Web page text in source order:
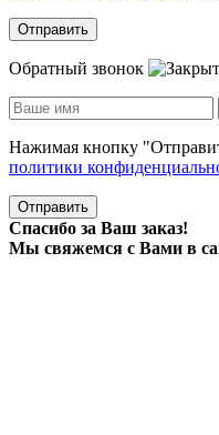
Отправить
Обратный звонок
Нажимая кнопку
политики
Отправить
Спасибо за Ваш заказ!
Мы свяжемся с Вами в